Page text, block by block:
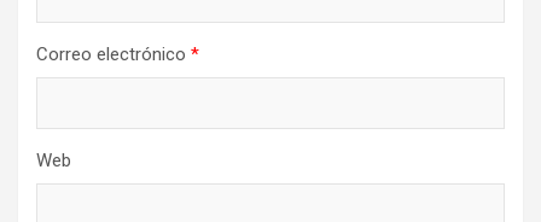
Correo electrónico *
Web